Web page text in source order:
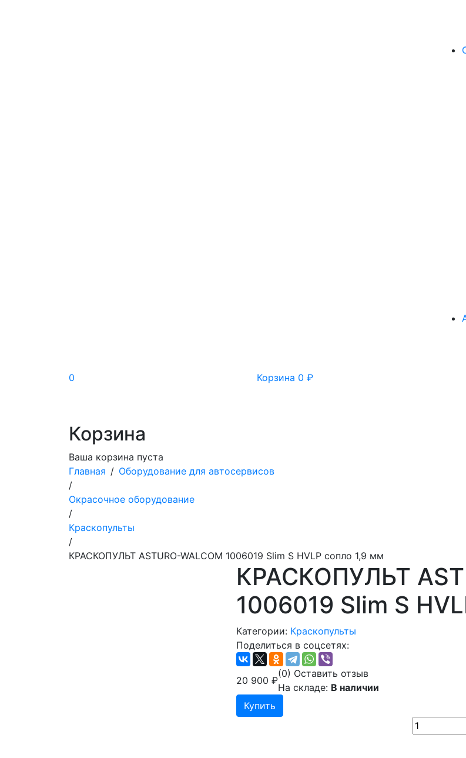
0 Корзина 0 ₽
Корзина
Ваша корзина пуста
Главная / Оборудование для автосервисов
/
Окрасочное оборудование
/
Краскопульты
/
КРАСКОПУЛЬТ ASTURO-WALCOM 1006019 Slim S HVLP сопло 1,9 мм
КРАСКОПУЛЬТ
1006019 Slim S
Категории: Краскопульты
Поделиться в соцсетях:
20 900 ₽
(0) Оставить отзыв
На складе: В наличии
Купить